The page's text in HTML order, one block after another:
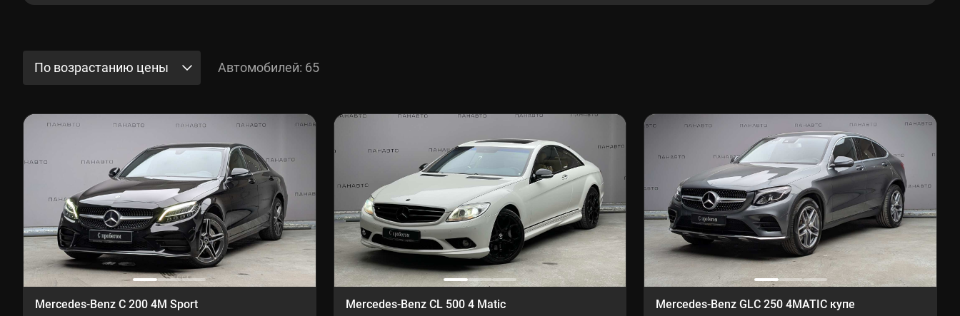
Автомобилей: 65
По возрастанию цены
Mercedes-Benz C 200 4M Sport Mercedes-Benz CL 500 4 Matic Mercedes-Benz GLC 250 4MATIC купе